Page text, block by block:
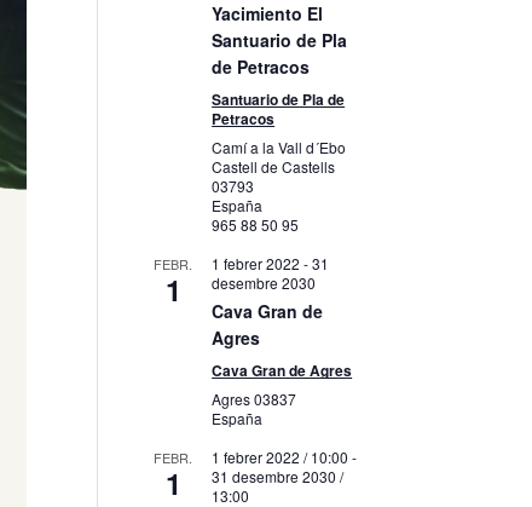
Yacimiento El
Santuario de Pla
de Petracos
Santuario de Pla de
Petracos
Camí a la Vall d´Ebo
Castell de Castells
03793
España
965 88 50 95
FEBR.
1
1 febrer 2022 -31
desembre 2030
Cava Gran de
Agres
Cava Gran de Agres
Agres03837
España
FEBR.
1
1 febrer 2022 / 10:00 -
31 desembre 2030 /
13:00